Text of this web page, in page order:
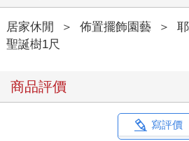
居家休閒 ＞ 佈置擺飾園藝 ＞
聖誕樹1尺
商品評價
寫評價